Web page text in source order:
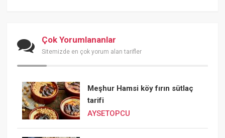
Çok Yorumlananlar
Sitemizde en çok yorum alan tarifler
Meşhur Hamsi köy fırın sütlaç
tarifi
AYSETOPCU